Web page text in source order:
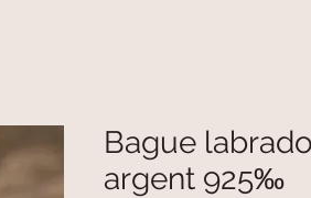
Bague
argent 925‰